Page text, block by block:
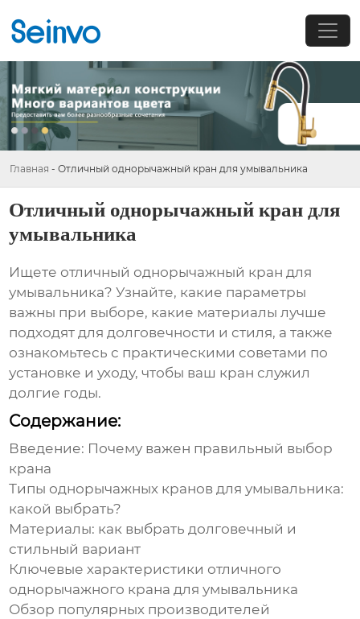
Главная - Отличный однорычажный кран для умывальника
Отличный однорычажный кран для
умывальника
Ищете отличный однорычажный кран для
умывальника? Узнайте, какие параметры
важны при выборе, какие материалы лучше
подходят для долговечности и стиля, а также
ознакомьтесь с практическими советами по
установке и уходу, чтобы ваш кран служил
долгие годы.
Содержание:
Введение: Почему важен правильный выбор
крана
Типы однорычажных кранов для умывальника:
какой выбрать?
Материалы: как выбрать долговечный и
стильный вариант
Ключевые характеристики отличного
однорычажного крана для умывальника
Обзор популярных производителей